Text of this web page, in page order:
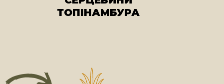
ТОПІНАМБУРА